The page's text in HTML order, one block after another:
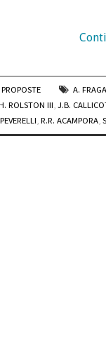
A.
ROLSTON III, J.B.
, R.R. ACAMPORA,